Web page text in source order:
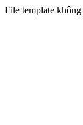
File template